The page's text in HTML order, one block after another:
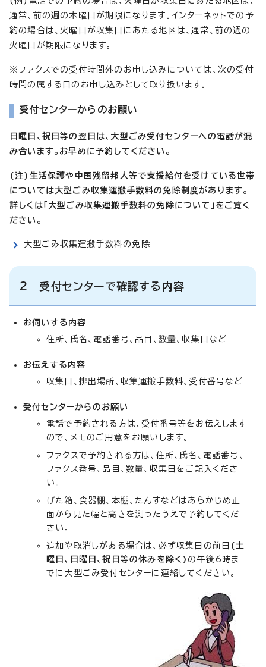
通常、前の週の木曜日が期限になります。インターネットでの予
約の場合は、火曜日が収集日にあたる地区は、通常、前の週の
火曜日が期限になります。
※ファクスでの受付時間外のお申し込みについては、次の受付
時間の属する日のお申し込みとして取り扱います。
受付センターからのお願い
日曜日、祝日等の翌日は、大型ごみ受付センターへの電話が混
み合います。お早めに予約してください。
(注)生活保護や中国残留邦人等で支援給付を受けている世帯
については大型ごみ収集運搬手数料の免除制度があります。
詳しくは「大型ごみ収集運搬手数料の免除について」をご覧く
ださい。
大型ごみ収集運搬手数料の免除
2 受付センターで確認する内容
お伺いする内容
住所、氏名、電話番号、品目、数量、収集日など
お伝えする内容
収集日、排出場所、収集運搬手数料、受付番号など
受付センターからのお願い
電話で予約される方は、受付番号等をお伝えします
ので、メモのご用意をお願いします。
ファクスで予約される方は、住所、氏名、電話番号、
ファクス番号、品目、数量、収集日をご記入くださ
い。
げた箱、食器棚、本棚、たんすなどはあらかじめ正
面から見た幅と高さを測ったうえで予約してくだ
さい。
追加や取消しがある場合は、必ず収集日の前日 (土
曜日、日曜日、祝日等の休みを除く)の午後6時ま
でに大型ごみ受付センターに連絡してください。